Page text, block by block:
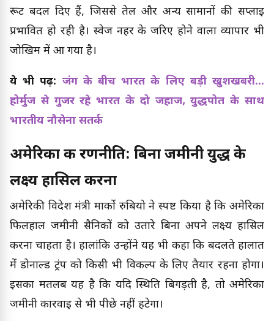
रूट बदल दिए हैं, जिससे तेल और अन्य सामानों की सप्लाई
प्रभावित हो रही है। स्वेज नहर के जरिए होने वाला व्यापार भी
जोखिम में आ गया है।
ये भी पढ़ें: जंग के बीच भारत के लिए बड़ी खुशखबरी...
होर्मुज से गुजर रहे भारत के दो जहाज, युद्धपोत के साथ
भारतीय नौसेना सतर्क
अमेरिका की रणनीति: बिना जमीनी युद्ध के
लक्ष्य हासिल करना
अमेरिकी विदेश मंत्री मार्को रुबियो ने स्पष्ट किया है कि अमेरिका
फिलहाल जमीनी सैनिकों को उतारे बिना अपने लक्ष्य हासिल
करना चाहता है। हालांकि उन्होंने यह भी कहा कि बदलते हालात
में डोनाल्ड ट्रंप को किसी भी विकल्प के लिए तैयार रहना होगा।
इसका मतलब यह है कि यदि स्थिति बिगड़ती है, तो अमेरिका
जमीनी कार्रवाई से भी पीछे नहीं हटेगा।